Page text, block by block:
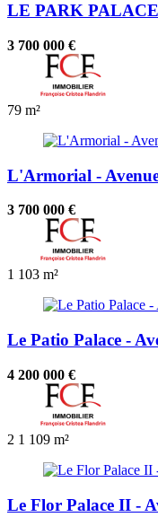
LE PARK PALACE
3 700 000 €
79 m²
L'Armorial -
3 700 000 €
1 103 m²
Le Patio Palace -
4 200 000 €
2 1 109 m²
Le Flor Palace II -